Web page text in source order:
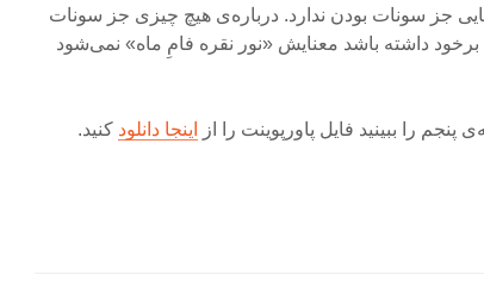
جز سونات بودن ندارد. درباره‌ی هیچ چیزی جز سونات
داشته باشد معنایش «نور نقره فامِ ماه» نمی‌شود
را ببینید فایل پاورپوینت را از اینجا دانلود کنید.